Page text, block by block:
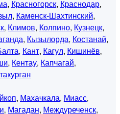
, Красногорск, Краснодар,
, Каменск-Шахтинский,
, Климов, Колпино, Кузнецк,
, Кызылорда, Костанай,
, Кант, Кагул, Кишинёв,
, Кентау, Капчагай,
, Махачкала, Миасс,
, Магадан, Междуреченск,